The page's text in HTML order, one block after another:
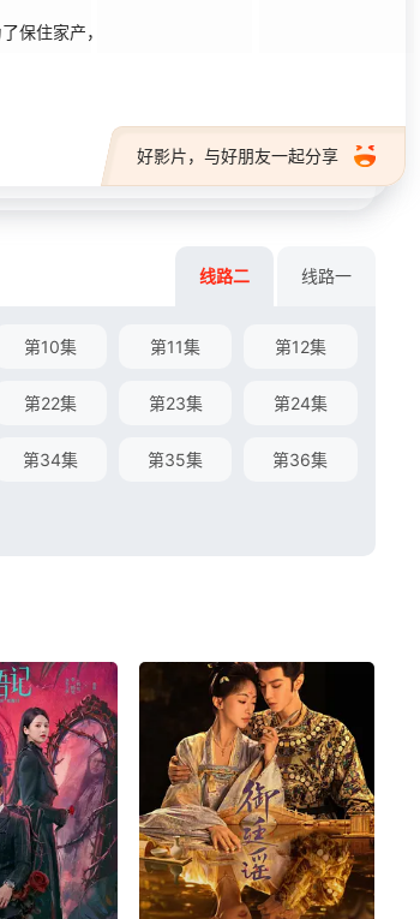
保住家产，
好影片，与好朋友一起分享
线路二 线路一
第10集 第11集 第12集
第22集 第23集 第24集
第34集 第35集 第36集